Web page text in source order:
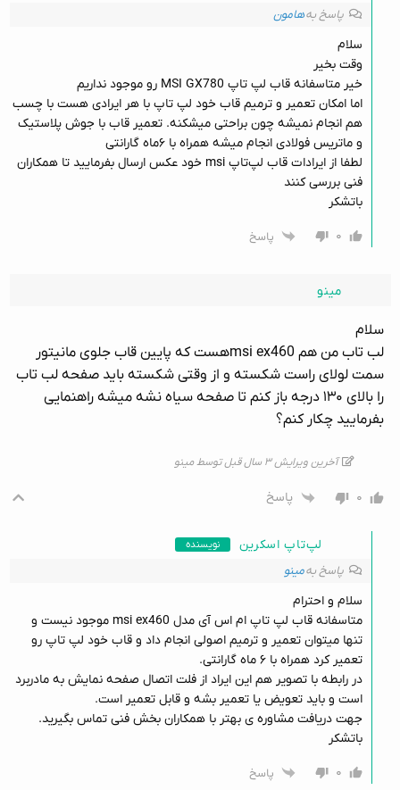
پاسخ بههامون
سلام
وقت بخیر
خیر متاسفانه قاب لپ تاپ MSI GX780 رو موجود نداریم
اما امکان تعمیر و ترمیم قاب خود لپ تاپ با هر ایرادی هست با چسب
هم انجام نمیشه چون براحتی میشکنه. تعمیر قاب با جوش پلاستیک
و ماتریس فولادی انجام میشه همراه با ۶ماه گارانتی
لطفا از ایرادات قاب لپ‌تاپ msi خود عکس ارسال بفرمایید تا همکاران
فنی بررسی کنند
باتشکر
۰
پاسخ
مینو
سلام
لب تاب من هم msi ex460هست که پایین قاب جلوی مانیتور
سمت لولای راست شکسته و از وقتی شکسته باید صفحه لب تاب
را بالای ۱۳۰ درجه باز کنم تا صفحه سیاه نشه میشه راهنمایی
بفرمایید چکار کنم؟
آخرین ویرایش ۳ سال قبل توسط مینو
۰ پاسخ
لپ‌تاپ اسکرین نویسنده
پاسخ بهمینو
سلام و احترام
متاسفانه قاب لپ تاپ ام اس آی مدل msi ex460 موجود نیست و
تنها میتوان تعمیر و ترمیم اصولی انجام داد و قاب خود لپ تاپ رو
تعمیر کرد همراه با ۶ ماه گارانتی.
در رابطه با تصویر هم این ایراد از فلت اتصال صفحه نمایش به مادربرد
است و باید تعویض یا تعمیر بشه و قابل تعمیر است.
جهت دریافت مشاوره ی بهتر با همکاران بخش فنی تماس بگیرید.
باتشکر
۰
پاسخ